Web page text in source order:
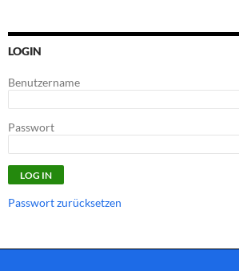
LOGIN
Benutzername
Passwort
Passwort zurücksetzen